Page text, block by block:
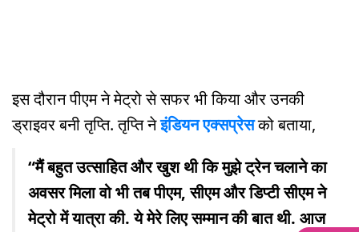
इस दौरान पीएम ने मेट्रो से सफर भी किया और उनकी
ड्राइवर बनी तृप्ति. तृप्ति नेइंडियन एक्सप्रेसको बताया,
“मैं बहुत उत्साहित और खुश थी कि मुझे ट्रेन चलाने का
अवसर मिला वो भी तब पीएम, सीएम और डिप्टी सीएम ने
मेट्रो में यात्रा की. ये मेरे लिए सम्मान की बात थी. आज